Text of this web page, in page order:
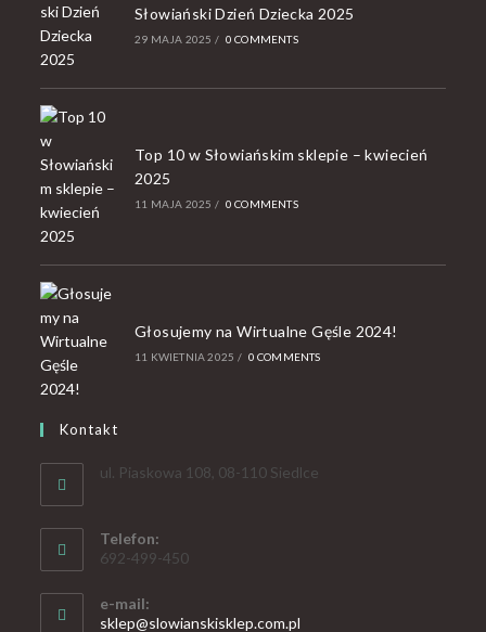
Słowiański Dzień Dziecka 2025
29 MAJA 2025 / 0 COMMENTS
Top 10 w Słowiańskim sklepie – kwiecień
2025
11 MAJA 2025 / 0 COMMENTS
Głosujemy na Wirtualne Gęśle 2024!
11 KWIETNIA 2025 / 0 COMMENTS
Kontakt
ul. Piaskowa 108, 08-110 Siedlce
Telefon:
692-499-450
e-mail:
sklep@slowianskisklep.com.pl